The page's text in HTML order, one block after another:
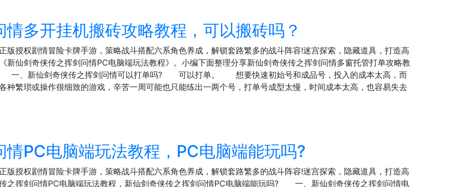
多开挂机搬砖攻略教程，可以搬砖吗？
版授权剧情冒险卡牌手游，策略战斗搭配六系角色养成，解锁套路繁多的战斗阵容!迷宫探索，隐藏道具，打造高
新仙剑奇侠传之挥剑问情PC电脑端玩法教程》。小编下面整理分享新仙剑奇侠传之挥剑问情多窗托管打单攻略教
一、新仙剑奇侠传之挥剑问情可以打单吗? 可以打单。 想要快速初始号和成品号，投入的成本太高，而
种繁琐或操作很细致的游戏，辛苦一周可能也只能练出一两个号，打单号成型太慢，时间成本太高，也容易失去
PC电脑端玩法教程，PC电脑端能玩吗?
版授权剧情冒险卡牌手游，策略战斗搭配六系角色养成，解锁套路繁多的战斗阵容!迷宫探索，隐藏道具，打造高
之挥剑问情PC电脑端玩法教程，新仙剑奇侠传之挥剑问情PC电脑端能玩吗? 一、新仙剑奇侠传之挥剑问情电